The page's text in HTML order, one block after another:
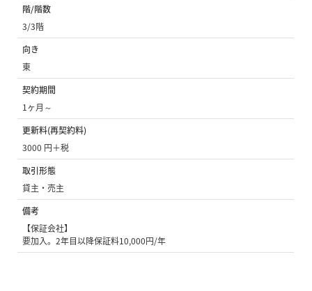
階/階数
3/3階
向き
東
契約期間
1ヶ月～
更新料(再契約料)
3000 円＋税
取引形態
貸主・売主
備考
【保証会社】
要加入。2年目以降保証料10,000円/年